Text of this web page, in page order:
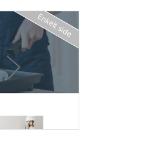
Enkelt side